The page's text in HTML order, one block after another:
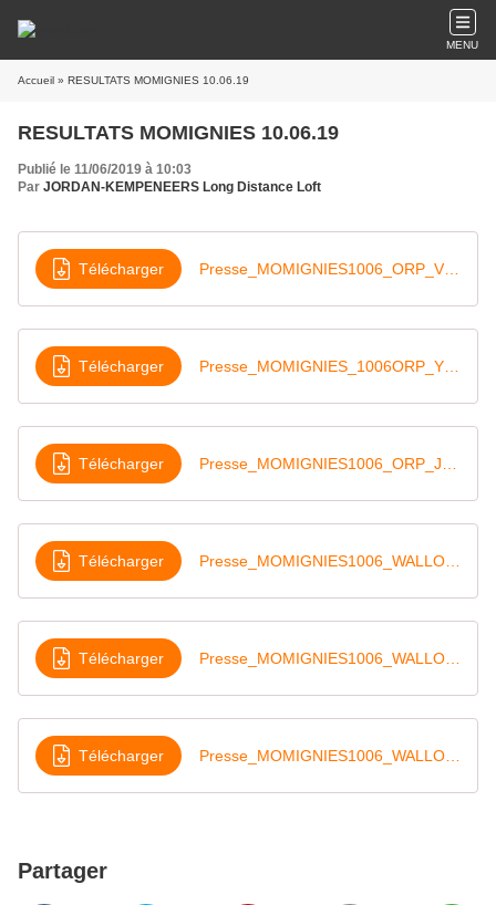
MENU
Accueil » RESULTATS MOMIGNIES 10.06.19
RESULTATS MOMIGNIES 10.06.19
Publié le 11/06/2019 à 10:03
Par JORDAN-KEMPENEERS Long Distance Loft
Télécharger Presse_MOMIGNIES1006_ORP_VIEU_10-06-19
Télécharger
Télécharger
Télécharger
Télécharger
Télécharger
Partager